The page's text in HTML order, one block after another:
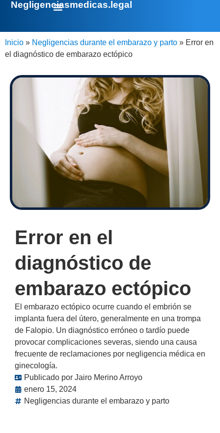
Negligenciasmedicas.legal
Inicio » Negligencias durante el embarazo y parto » Error en
el diagnóstico de embarazo ectópico
Error en el
diagnóstico de
embarazo ectópico
El embarazo ectópico ocurre cuando el embrión se
implanta fuera del útero, generalmente en una trompa
de Falopio. Un diagnóstico erróneo o tardío puede
provocar complicaciones severas, siendo una causa
frecuente de reclamaciones por negligencia médica en
ginecología.
Publicado por Jairo Merino Arroyo
enero 15, 2024
Negligencias durante el embarazo y parto